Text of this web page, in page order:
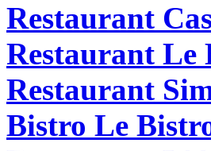
Restaurant
Restaurant Le
Restaurant
Bistro Le